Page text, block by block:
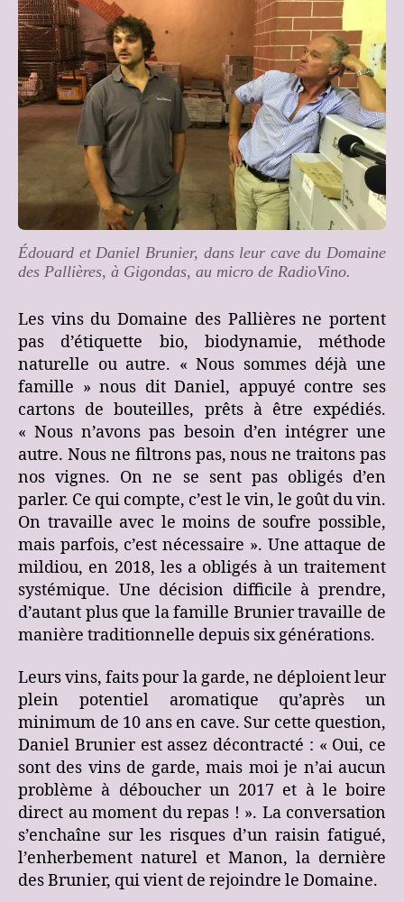
Édouard et Daniel Brunier, dans leur cave du Domaine
des Pallières, à Gigondas, au micro de RadioVino.
Les vins du Domaine des Pallières ne portent
pas d’étiquette bio, biodynamie, méthode
naturelle ou autre. « Nous sommes déjà une
famille » nous dit Daniel, appuyé contre ses
cartons de bouteilles, prêts à être expédiés.
« Nous n’avons pas besoin d’en intégrer une
autre. Nous ne filtrons pas, nous ne traitons pas
nos vignes. On ne se sent pas obligés d’en
parler. Ce qui compte, c’est le vin, le goût du vin.
On travaille avec le moins de soufre possible,
mais parfois, c’est nécessaire ». Une attaque de
mildiou, en 2018, les a obligés à un traitement
systémique. Une décision difficile à prendre,
d’autant plus que la famille Brunier travaille de
manière traditionnelle depuis six générations.
Leurs vins, faits pour la garde, ne déploient leur
plein potentiel aromatique qu’après un
minimum de 10 ans en cave. Sur cette question,
Daniel Brunier est assez décontracté : « Oui, ce
sont des vins de garde, mais moi je n’ai aucun
problème à déboucher un 2017 et à le boire
direct au moment du repas ! ». La conversation
s’enchaîne sur les risques d’un raisin fatigué,
l’enherbement naturel et Manon, la dernière
des Brunier, qui vient de rejoindre le Domaine.